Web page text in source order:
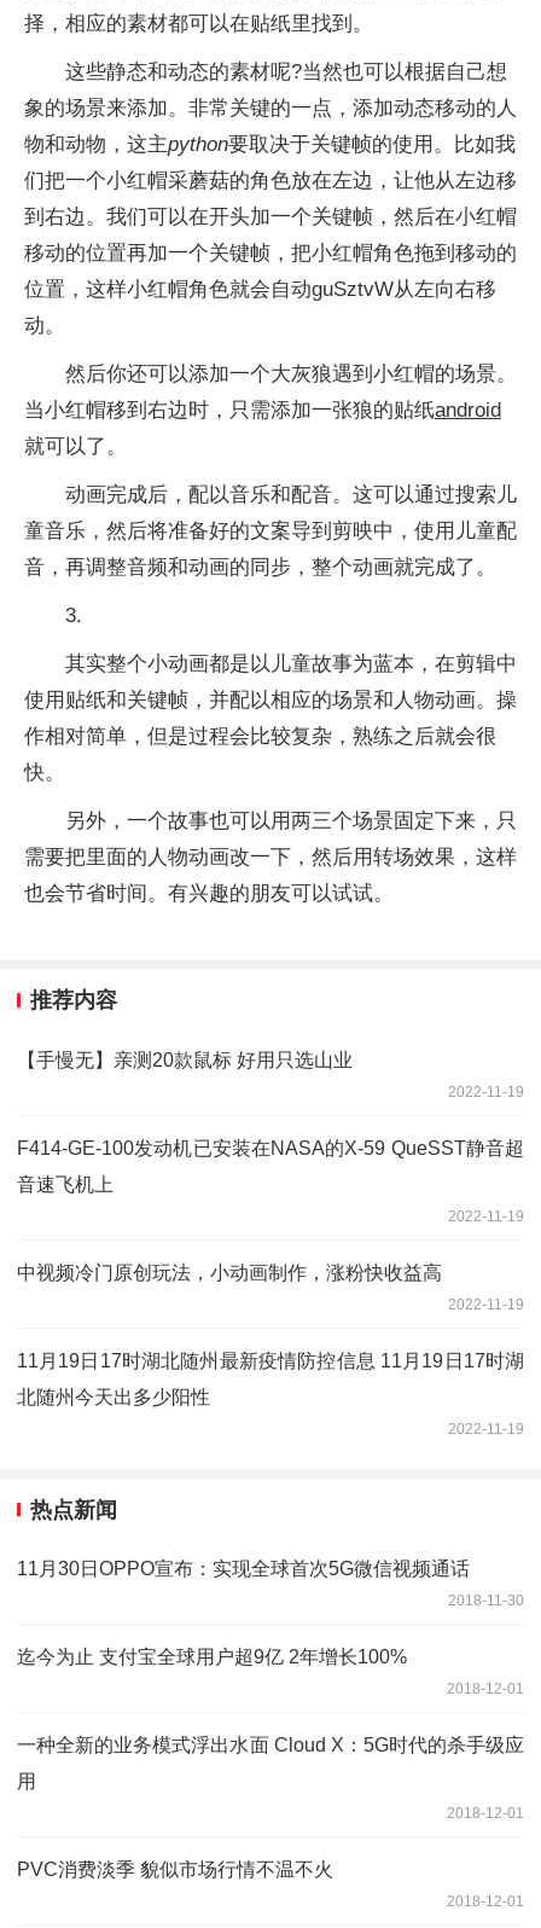
择，相应的素材都可以在贴纸里找到。
这些静态和动态的素材呢?当然也可以根据自己想
象的场景来添加。非常关键的一点，添加动态移动的人
物和动物，这主python要取决于关键帧的使用。比如我
们把一个小红帽采蘑菇的角色放在左边，让他从左边移
到右边。我们可以在开头加一个关键帧，然后在小红帽
移动的位置再加一个关键帧，把小红帽角色拖到移动的
位置，这样小红帽角色就会自动guSztvW从左向右移
动。
然后你还可以添加一个大灰狼遇到小红帽的场景。
当小红帽移到右边时，只需添加一张狼的贴纸android
就可以了。
动画完成后，配以音乐和配音。这可以通过搜索儿
童音乐，然后将准备好的文案导到剪映中，使用儿童配
音，再调整音频和动画的同步，整个动画就完成了。
3.
其实整个小动画都是以儿童故事为蓝本，在剪辑中
使用贴纸和关键帧，并配以相应的场景和人物动画。操
作相对简单，但是过程会比较复杂，熟练之后就会很
快。
另外，一个故事也可以用两三个场景固定下来，只
需要把里面的人物动画改一下，然后用转场效果，这样
也会节省时间。有兴趣的朋友可以试试。
推荐内容
【手慢无】亲测20款鼠标 好用只选山业
2022-11-19
F414-GE-100发动机已安装在NASA的X-59 QueSST静音超
音速飞机上
2022-11-19
中视频冷门原创玩法，小动画制作，涨粉快收益高
2022-11-19
11月19日17时湖北随州最新疫情防控信息 11月19日17时湖
北随州今天出多少阳性
2022-11-19
热点新闻
11月30日OPPO宣布：实现全球首次5G微信视频通话
2018-11-30
迄今为止 支付宝全球用户超9亿 2年增长100%
2018-12-01
一种全新的业务模式浮出水面 Cloud X：5G时代的杀手级应
用
2018-12-01
PVC消费淡季 貌似市场行情不温不火
2018-12-01